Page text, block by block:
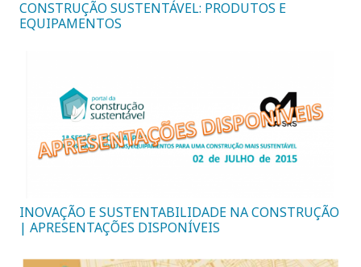
CONSTRUÇÃO SUSTENTÁVEL: PRODUTOS E
EQUIPAMENTOS
INOVAÇÃO E SUSTENTABILIDADE NA CONSTRUÇÃO
| APRESENTAÇÕES DISPONÍVEIS